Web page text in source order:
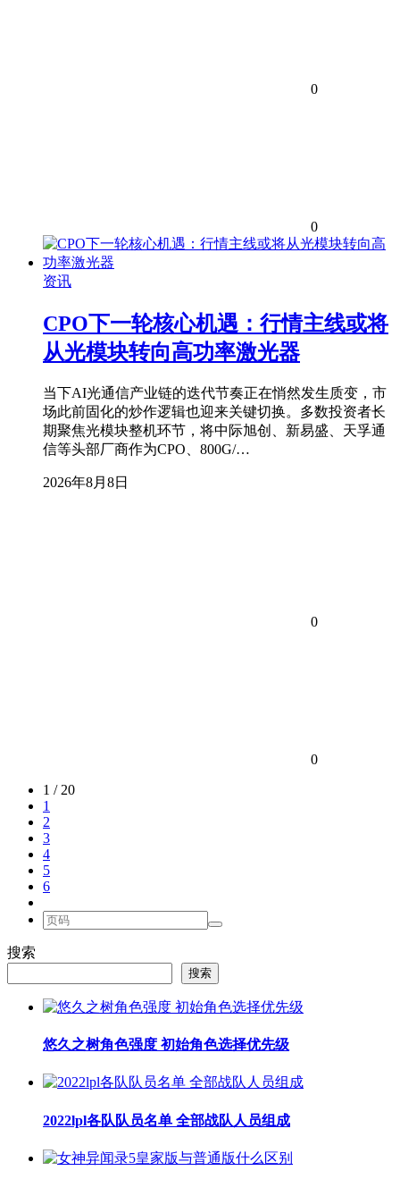
0
0
资讯
CPO下一轮核心机遇：行情主线或将
从光模块转向高功率激光器
当下AI光通信产业链的迭代节奏正在悄然发生质变，市
场此前固化的炒作逻辑也迎来关键切换。多数投资者长
期聚焦光模块整机环节，将中际旭创、新易盛、天孚通
信等头部厂商作为CPO、800G/…
2026年8月8日
0
0
1 / 20
1
2
3
4
5
6
搜索
搜索
悠久之树角色强度 初始角色选择优先级
2022lpl各队队员名单 全部战队人员组成